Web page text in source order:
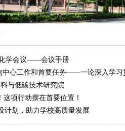
学会议——会议手册
中心工作和首要任务——一论深入学
与低碳技术研究院
这项行动摆在首要位置！
计划，助力学校高质量发展